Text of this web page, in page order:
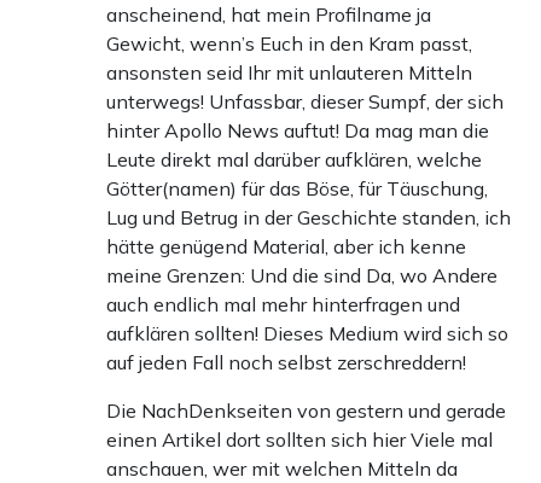
anscheinend, hat mein Profilname ja
Gewicht, wenn’s Euch in den Kram passt,
ansonsten seid Ihr mit unlauteren Mitteln
unterwegs! Unfassbar, dieser Sumpf, der sich
hinter Apollo News auftut! Da mag man die
Leute direkt mal darüber aufklären, welche
Götter(namen) für das Böse, für Täuschung,
Lug und Betrug in der Geschichte standen, ich
hätte genügend Material, aber ich kenne
meine Grenzen: Und die sind Da, wo Andere
auch endlich mal mehr hinterfragen und
aufklären sollten! Dieses Medium wird sich so
auf jeden Fall noch selbst zerschreddern!
Die NachDenkseiten von gestern und gerade
einen Artikel dort sollten sich hier Viele mal
anschauen, wer mit welchen Mitteln da